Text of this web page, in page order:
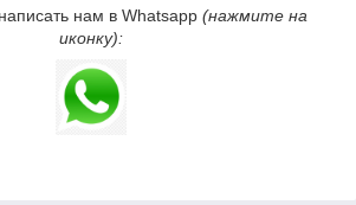
нам в Whatsapp (нажмите на
иконку):